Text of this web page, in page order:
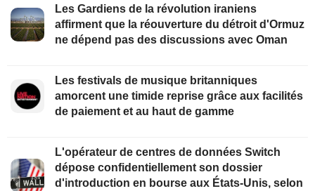
Les Gardiens de la révolution iraniens
affirment que la réouverture du détroit d'Ormuz
ne dépend pas des discussions avec Oman
Les festivals de musique britanniques
amorcent une timide reprise grâce aux facilités
de paiement et au haut de gamme
L'opérateur de centres de données Switch
dépose confidentiellement son dossier
d'introduction en bourse aux États-Unis, selon